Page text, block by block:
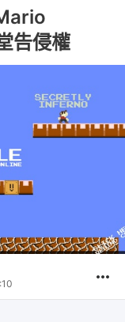
告侵權